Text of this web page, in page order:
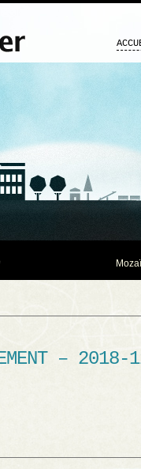
– 2018-